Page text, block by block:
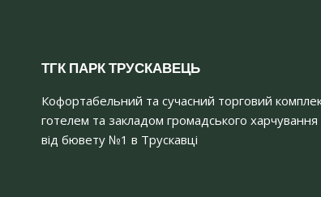
ТГК ПАРК ТРУСКАВЕЦЬ
Кофортабельний та сучасний торговий
готелем та закладом громадського
від бювету №1 в Трускавці